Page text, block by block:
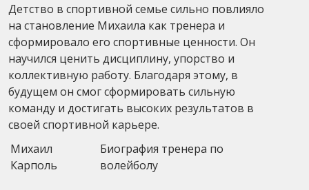
Детство в спортивной семье сильно повлияло
на становление Михаила как тренера и
сформировало его спортивные ценности. Он
научился ценить дисциплину, упорство и
коллективную работу. Благодаря этому, в
будущем он смог сформировать сильную
команду и достигать высоких результатов в
своей спортивной карьере.
Михаил
Карполь
Биография тренера по
волейболу